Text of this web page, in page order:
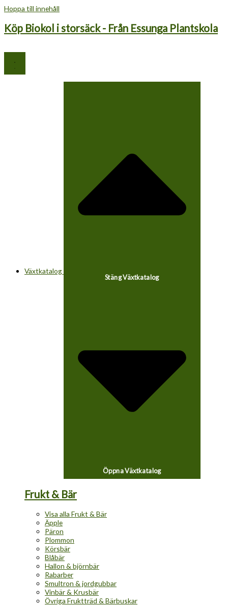
Hoppa till innehåll
Köp Biokol i storsäck - Från Essunga Plantskola
Växtkatalog
Stäng Växtkatalog
Öppna Växtkatalog
Frukt & Bär
Visa alla Frukt & Bär
Äpple
Päron
Plommon
Körsbär
Blåbär
Hallon & björnbär
Rabarber
Smultron & jordgubbar
Vinbär & Krusbär
Övriga Fruktträd & Bärbuskar